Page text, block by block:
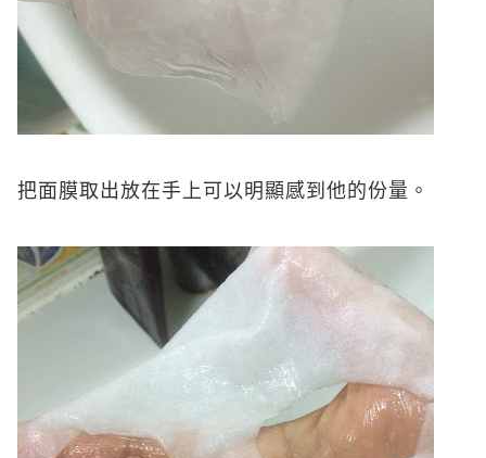
把面膜取出放在手上可以明顯感到他的份量。